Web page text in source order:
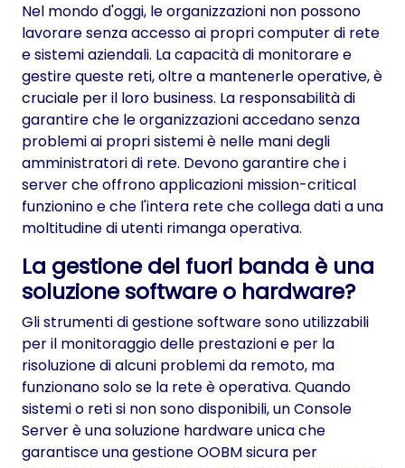
Nel mondo d'oggi, le organizzazioni non possono
lavorare senza accesso ai propri computer di rete
e sistemi aziendali. La capacità di monitorare e
gestire queste reti, oltre a mantenerle operative, è
cruciale per il loro business. La responsabilità di
garantire che le organizzazioni accedano senza
problemi ai propri sistemi è nelle mani degli
amministratori di rete. Devono garantire che i
server che offrono applicazioni mission-critical
funzionino e che l'intera rete che collega dati a una
moltitudine di utenti rimanga operativa.
La gestione del fuori banda è una
soluzione software o hardware?
Gli strumenti di gestione software sono utilizzabili
per il monitoraggio delle prestazioni e per la
risoluzione di alcuni problemi da remoto, ma
funzionano solo se la rete è operativa. Quando
sistemi o reti si non sono disponibili, un Console
Server è una soluzione hardware unica che
garantisce una gestione OOBM sicura per